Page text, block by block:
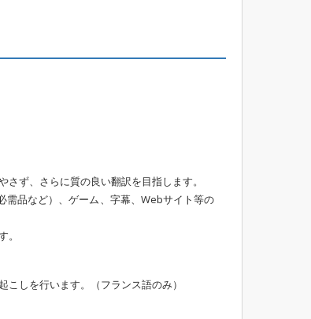
ず、さらに質の良い翻訳を目指します。
需品など）、ゲーム、字幕、Webサイト等の
しを行います。（フランス語のみ）